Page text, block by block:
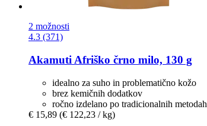
2 možnosti
4.3 (371)
Akamuti Afriško črno milo, 130 g
idealno za suho in problematično kožo
brez kemičnih dodatkov
ročno izdelano po tradicionalnih metodah
€ 15,89 (€ 122,23 / kg)